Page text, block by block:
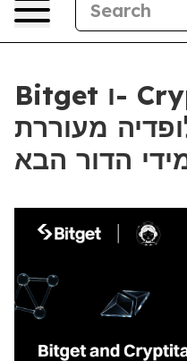
Bitget ו- Cryptita Plays
מעוררת
הדור הבא